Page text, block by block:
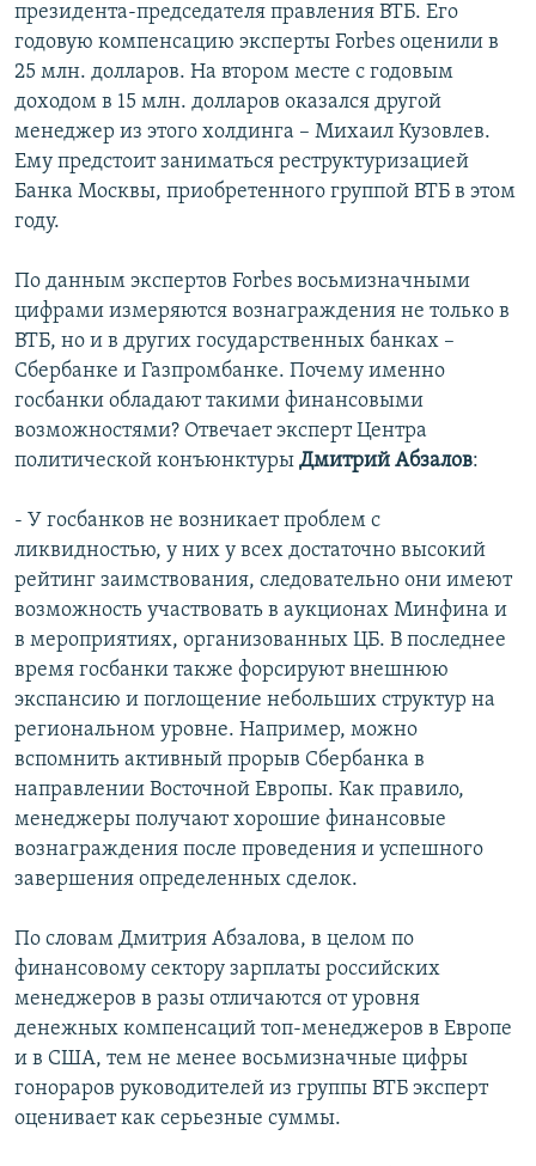
президента-председателя правления ВТБ. Его
годовую компенсацию эксперты Forbes оценили в
25 млн. долларов. На втором месте с годовым
доходом в 15 млн. долларов оказался другой
менеджер из этого холдинга – Михаил Кузовлев.
Ему предстоит заниматься реструктуризацией
Банка Москвы, приобретенного группой ВТБ в этом
году.
По данным экспертов Forbes восьмизначными
цифрами измеряются вознаграждения не только в
ВТБ, но и в других государственных банках –
Сбербанке и Газпромбанке. Почему именно
госбанки обладают такими финансовыми
возможностями? Отвечает эксперт Центра
политической конъюнктуры Дмитрий Абзалов:
- У госбанков не возникает проблем с
ликвидностью, у них у всех достаточно высокий
рейтинг заимствования, следовательно они имеют
возможность участвовать в аукционах Минфина и
в мероприятиях, организованных ЦБ. В последнее
время госбанки также форсируют внешнюю
экспансию и поглощение небольших структур на
региональном уровне. Например, можно
вспомнить активный прорыв Сбербанка в
направлении Восточной Европы. Как правило,
менеджеры получают хорошие финансовые
вознаграждения после проведения и успешного
завершения определенных сделок.
По словам Дмитрия Абзалова, в целом по
финансовому сектору зарплаты российских
менеджеров в разы отличаются от уровня
денежных компенсаций топ-менеджеров в Европе
и в США, тем не менее восьмизначные цифры
гонораров руководителей из группы ВТБ эксперт
оценивает как серьезные суммы.